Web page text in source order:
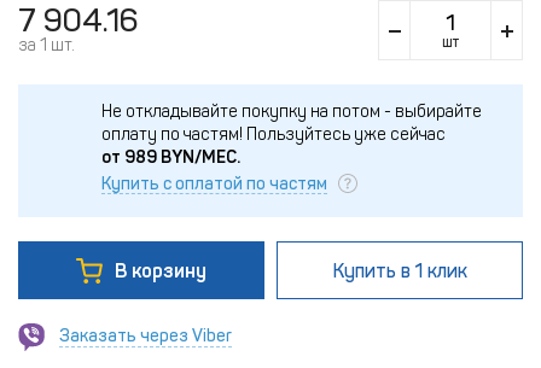
7 904.16
за 1 шт. шт
Не откладывайте покупку на потом - выбирайте
оплату по частям! Пользуйтесь уже сейчас
от 989 BYN/МЕС.
Купить с оплатой по частям
В корзину Купить в 1 клик
Заказать через Viber